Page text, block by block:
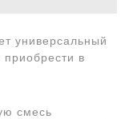
универсальный
в
смесь